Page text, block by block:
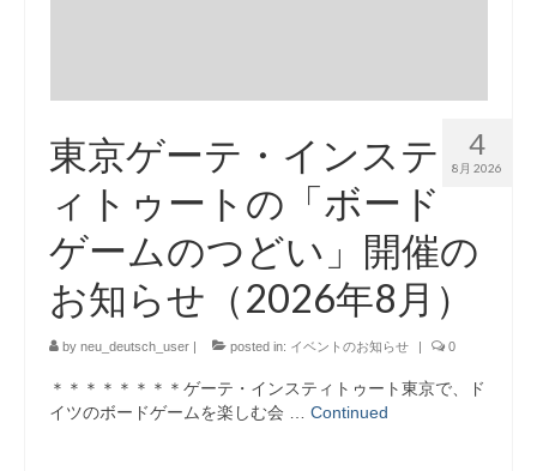
履修者向け情報
履修者の方へ
外部の検定試験
ドイツ語キーボードについて
FAQ
留学
4
8月 2026
東京ゲーテ・インステ
ィトゥートの「ボード
ゲームのつどい」開催の
お知らせ（2026年8月）
by neu_deutsch_user | posted in: イベントのお知らせ | 0
＊＊＊＊＊＊＊＊ゲーテ・インスティトゥート東京で、ド
イツのボードゲームを楽しむ会 … Continued